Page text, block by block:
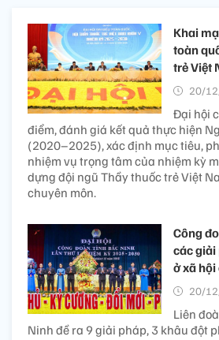
Khai
toàn
trẻ Việt
20/
Đại hội
điểm, đánh giá kết quả thực hiện
(2020–2025), xác định mục tiêu,
nhiệm vụ trọng tâm của nhiệm kỳ
dựng đội ngũ Thầy thuốc trẻ Việt
chuyên môn.
Công
các giải
ở xã
20/
Liên
Ninh đề ra 9 giải pháp, 3 khâu đột